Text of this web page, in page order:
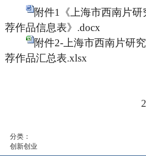
附件1《上海市西南片
荐作品信息表》.docx
附件2-上海市西南片研
荐作品汇总表.xlsx
分类：
创新创业